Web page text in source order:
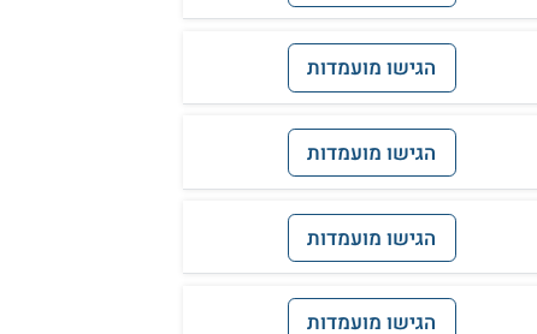
הגישו מועמדות
הגישו מועמדות
הגישו מועמדות
הגישו מועמדות